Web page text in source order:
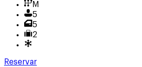
M
5
5
2
Reservar